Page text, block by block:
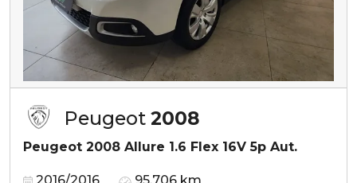
Peugeot 2008
Peugeot 2008 Allure 1.6 Flex 16V 5p Aut.